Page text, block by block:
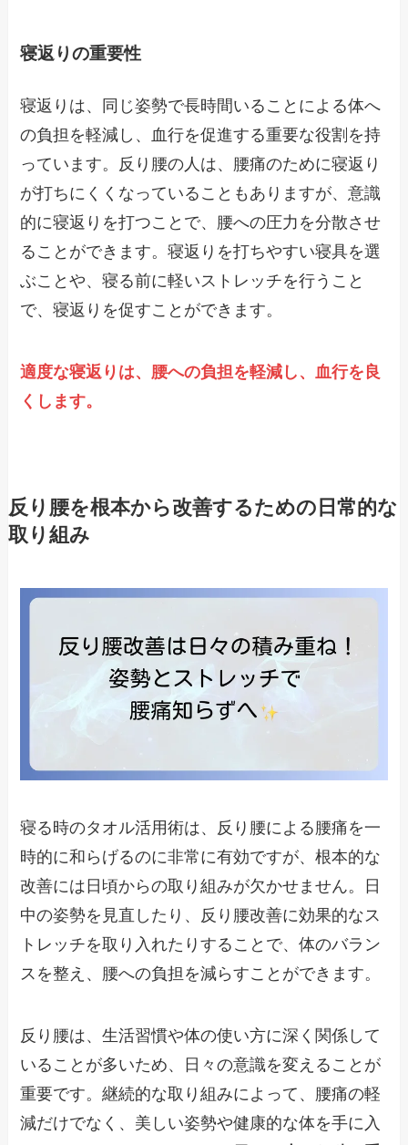
寝返りの重要性
寝返りは、同じ姿勢で長時間いることによる体へ
の負担を軽減し、血行を促進する重要な役割を持
っています。反り腰の人は、腰痛のために寝返り
が打ちにくくなっていることもありますが、意識
的に寝返りを打つことで、腰への圧力を分散させ
ることができます。寝返りを打ちやすい寝具を選
ぶことや、寝る前に軽いストレッチを行うこと
で、寝返りを促すことができます。
適度な寝返りは、腰への負担を軽減し、血行を良
くします。
反り腰を根本から改善するための日常的な
取り組み
寝る時のタオル活用術は、反り腰による腰痛を一
時的に和らげるのに非常に有効ですが、根本的な
改善には日頃からの取り組みが欠かせません。日
中の姿勢を見直したり、反り腰改善に効果的なス
トレッチを取り入れたりすることで、体のバラン
スを整え、腰への負担を減らすことができます。
反り腰は、生活習慣や体の使い方に深く関係して
いることが多いため、日々の意識を変えることが
重要です。継続的な取り組みによって、腰痛の軽
減だけでなく、美しい姿勢や健康的な体を手に入